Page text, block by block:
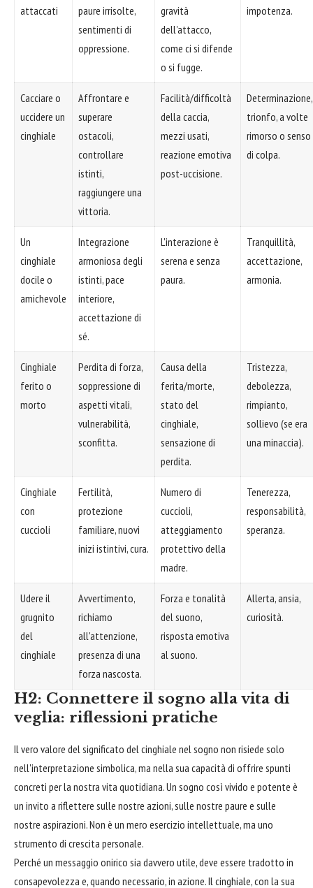
attaccati
paure irrisolte,
sentimenti di
oppressione.
gravità
dell'attacco,
come ci si difende
o si fugge.
impotenza.
Cacciare o
uccidere un
cinghiale
Affrontare e
superare
ostacoli,
controllare
istinti,
raggiungere una
vittoria.
Facilità/difficoltà
della caccia,
mezzi usati,
reazione emotiva
post-uccisione.
Determinazione,
trionfo, a volte
rimorso o senso
di colpa.
Un
cinghiale
docile o
amichevole
Integrazione
armoniosa degli
istinti, pace
interiore,
accettazione di
sé.
L'interazione è
serena e senza
paura.
Tranquillità,
accettazione,
armonia.
Cinghiale
ferito o
morto
Perdita di forza,
soppressione di
aspetti vitali,
vulnerabilità,
sconfitta.
Causa della
ferita/morte,
stato del
cinghiale,
sensazione di
perdita.
Tristezza,
debolezza,
rimpianto,
sollievo (se era
una minaccia).
Cinghiale
con
cuccioli
Fertilità,
protezione
familiare, nuovi
inizi istintivi, cura.
Numero di
cuccioli,
atteggiamento
protettivo della
madre.
Tenerezza,
responsabilità,
speranza.
Udere il
grugnito
del
cinghiale
Avvertimento,
richiamo
all'attenzione,
presenza di una
forza nascosta.
Forza e tonalità
del suono,
risposta emotiva
al suono.
Allerta, ansia,
curiosità.
H2: Connettere il sogno alla vita di
veglia: riflessioni pratiche
Il vero valore del significato del cinghiale nel sogno non risiede solo
nell'interpretazione simbolica, ma nella sua capacità di offrire spunti
concreti per la nostra vita quotidiana. Un sogno così vivido e potente è
un invito a riflettere sulle nostre azioni, sulle nostre paure e sulle
nostre aspirazioni. Non è un mero esercizio intellettuale, ma uno
strumento di crescita personale.
Perché un messaggio onirico sia davvero utile, deve essere tradotto in
consapevolezza e, quando necessario, in azione. Il cinghiale, con la sua